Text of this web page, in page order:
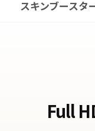
スキンブースタ
Full